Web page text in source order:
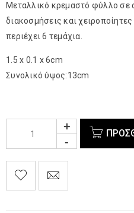
Μεταλλικό κρεμαστό φύλλο σε
διακοσμήσεις και
περιέχει 6 τεμάχια.
1.5 x 0.1 x 6cm
Συνολικό ύψος:13cm